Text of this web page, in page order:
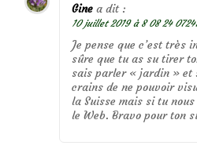
Gine a dit :
10 juillet 2019 à 8 08 24
Je pense que c’est très
sûre que tu as su tirer
sais parler « jardin » et
crains de ne pouvoir
la Suisse mais si tu
le Web. Bravo pour ton